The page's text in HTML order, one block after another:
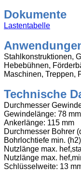
Dokumente
Lastentabelle
Stahlkonstruktionen,
Hebebühnen,
Maschinen, Treppen,
Technische
Durchmesser
Gewindelänge: 78 mm
Ankerlänge: 115 mm
Durchmesser Bohrer
Bohrlochtiefe min.
Nutzlänge max.
Nutzlänge max.
Schlüsselweite: 13